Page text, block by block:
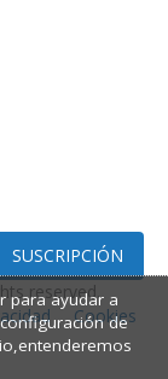
SUSCRIPCIÓN
reserved.
Cookies
para ayudar a
de